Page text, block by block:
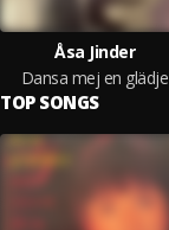
Åsa Jinder
Dansa mej en glädje
TOP SONGS